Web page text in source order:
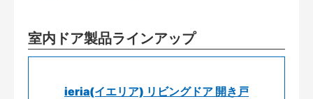
室内ドア製品ラインアップ
ieria(イエリア) リビングドア 開き戸